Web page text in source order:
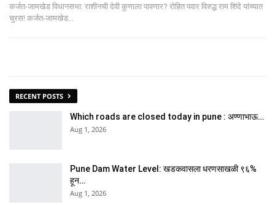
कर्जत-जामखेड विधानसभा: राशीनची देवी कुणाला पावणार? रोहित पवार विरुद्ध राम शिंदे यांच्यात
चुरस! कर्जत-जामखेड…
RECENT POSTS
Which roads are closed today in pune : अण्णाभाऊ…
Aug 1, 2026
Pune Dam Water Level: खडकवासला धरणसाखळी ९६%
हून…
Aug 1, 2026